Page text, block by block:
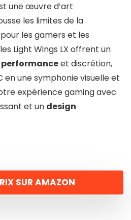
une œuvre d’art
les limites de la
les gamers et les
Light Wings LX offrent un
performanceet discrétion,
une symphonie visuelle et
expérience gaming avec
et un design
SUR AMAZON